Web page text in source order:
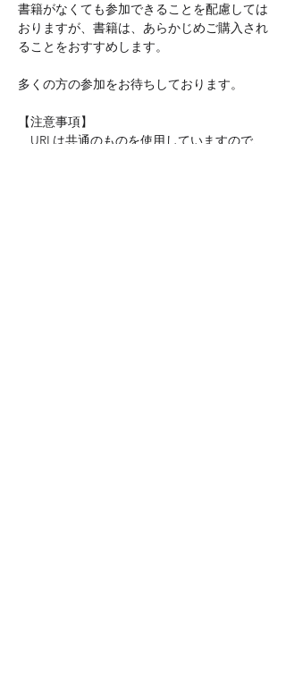
書籍がなくても参加できることを配慮しては
おりますが、書籍は、あらかじめご購入され
ることをおすすめします。
多くの方の参加をお待ちしております。
【注意事項】
URLは共通のものを使用していますので、